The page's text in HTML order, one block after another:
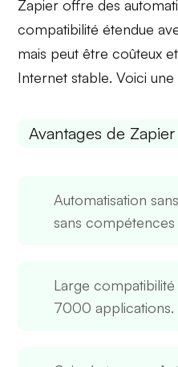
Zapier offre des
compatibilité étendue
mais peut être coûteux
Internet stable. Voici
Avantages de Zapier
Automatisation
sans
Large compatibilité
7000 applications.